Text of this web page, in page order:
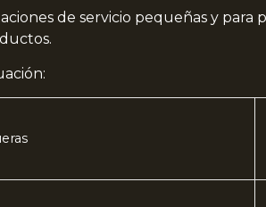
de servicio pequeñas y para